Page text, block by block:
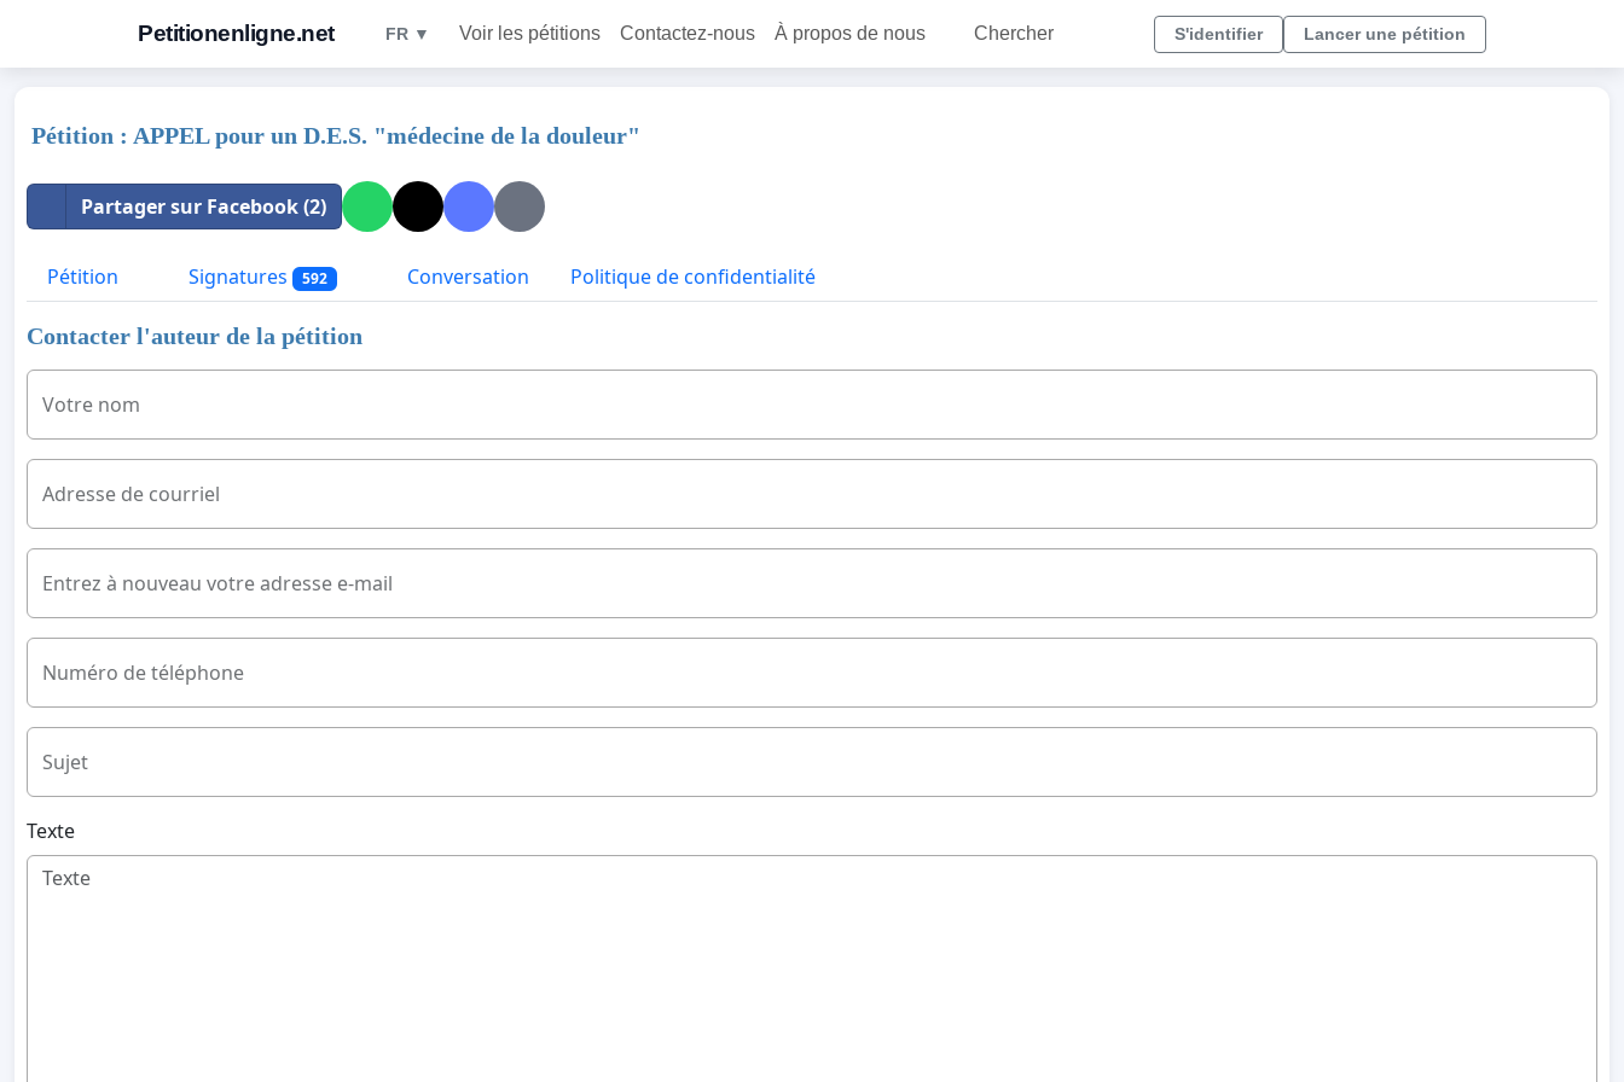
Petitionenligne.net FR ▼ Voir les pétitions Contactez-nous À propos de nous Chercher S'identifier Lancer une pétition
Pétition : APPEL pour un D.E.S. "médecine de la douleur"
Partager sur Facebook (2)
Pétition Signatures 592 Conversation Politique de confidentialité
Contacter l'auteur de la pétition
Votre nom
Adresse de courriel
Entrez à nouveau votre adresse e-mail
Numéro de téléphone
Sujet
Texte